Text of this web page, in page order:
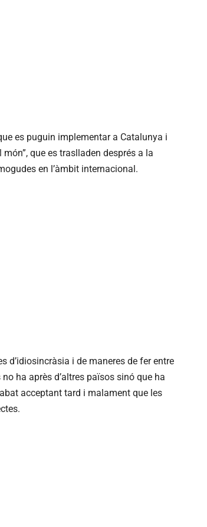
es puguin implementar a Catalunya i
que es traslladen després a la
en l’àmbit internacional.
d’idiosincràsia i de maneres de fer entre
ha après d’altres països sinó que ha
acceptant tard i malament que les